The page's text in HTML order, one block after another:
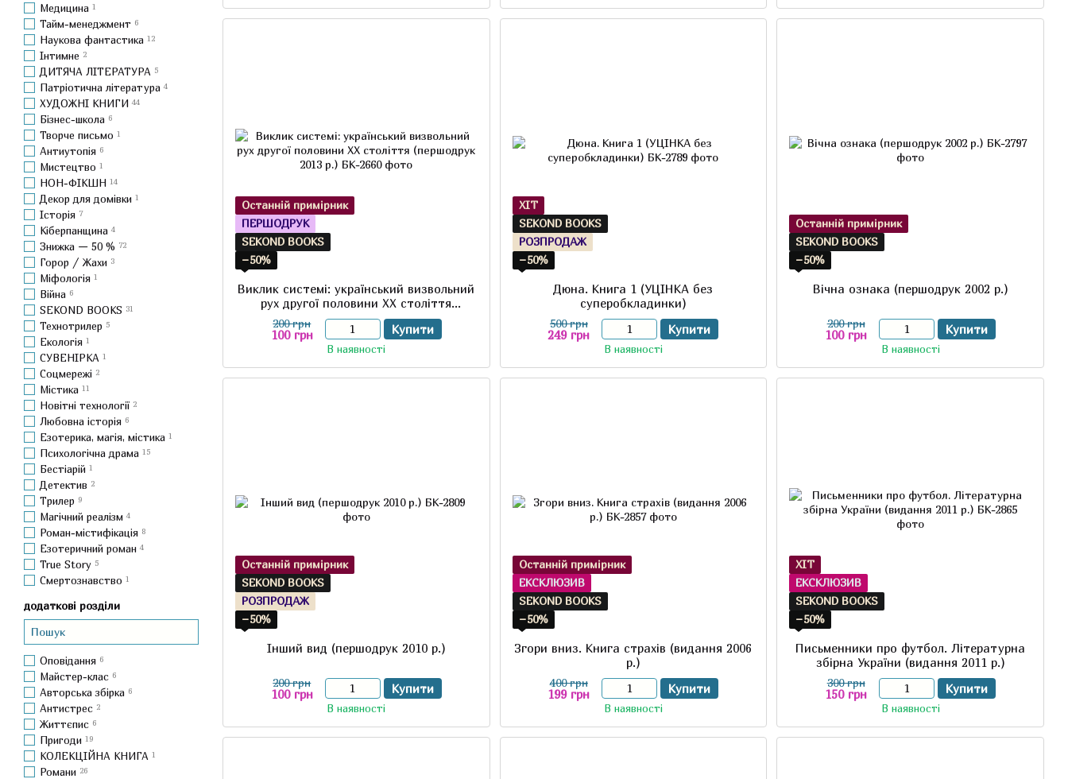
Останній примірник
ПЕРШОДРУК
SEKOND BOOKS
−50%
Виклик системі: український визвольний
рух другої половини XX століття
(першодрук 2013 р.)
200 грн
100 грн Купити
В наявності
ХІТ
SEKOND BOOKS
РОЗПРОДАЖ
−50%
Дюна. Книга 1 (УЦІНКА без
суперобкладинки)
500 грн
249 грн Купити
В наявності
Останній примірник
SEKOND BOOKS
−50%
Вічна ознака (першодрук 2002 р.)
200 грн
100 грн Купити
В наявності
Останній примірник
SEKOND BOOKS
РОЗПРОДАЖ
−50%
Інший вид (першодрук 2010 р.)
200 грн
100 грн Купити
В наявності
Останній примірник
ЕКСКЛЮЗИВ
SEKOND BOOKS
−50%
Згори вниз. Книга страхів (видання 2006
р.)
400 грн
199 грн Купити
В наявності
ХІТ
ЕКСКЛЮЗИВ
SEKOND BOOKS
−50%
Письменники про футбол. Літературна
збірна України (видання 2011 р.)
300 грн
150 грн Купити
В наявності
Медицина 1
Тайм-менеджмент 6
Наукова фантастика 12
Інтимне 2
ДИТЯЧА ЛІТЕРАТУРА 5
Патріотична література 4
ХУДОЖНІ КНИГИ 44
Бізнес-школа 6
Творче письмо 1
Антиутопія 6
Мистецтво 1
НОН-ФІКШН 14
Декор для домівки 1
Історія 7
Кіберпанщина 4
Знижка — 50 % 72
Горор / Жахи 3
Міфологія 1
Війна 6
SEKOND BOOKS 31
Технотрилер 5
Екологія 1
СУВЕНІРКА 1
Соцмережі 2
Містика 11
Новітні технології 2
Любовна історія 6
Езотерика, магія, містика 1
Психологічна драма 15
Бестіарій 1
Детектив 2
Трилер 9
Магічний реалізм 4
Роман-містифікація 8
Езотеричний роман 4
True Story 5
Смертознавство 1
додаткові розділи
Оповідання 6
Майстер-клас 6
Авторська збірка 6
Антистрес 2
Життєпис 6
Пригоди 19
КОЛЕКЦІЙНА КНИГА 1
Романи 26